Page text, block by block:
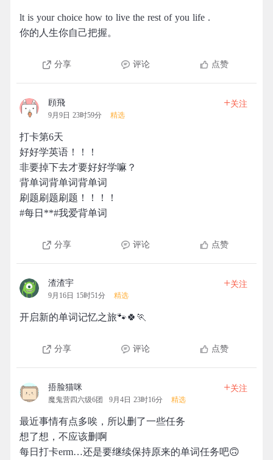
lt is your choice how to live the rest of you life .
你的人生你自己把握。
分享 评论 点赞
頋飛
9月9日 23时59分 精选
+关注
打卡第6天
好好学英语！！！
非要掉下去才要好好学嘛？
背单词背单词背单词
刷题刷题刷题！！！！
#每日**#我爱背单词
分享 评论 点赞
渣渣宇
9月16日 15时51分 精选
+关注
开启新的单词记忆之旅🐾🍀🏃
分享 评论 点赞
捂脸猫咪
魔鬼营四六级6团 9月4日 23时16分 精选
+关注
最近事情有点多唉，所以删了一些任务
想了想，不应该删啊
每日打卡erm…还是要继续保持原来的单词任务吧🙃